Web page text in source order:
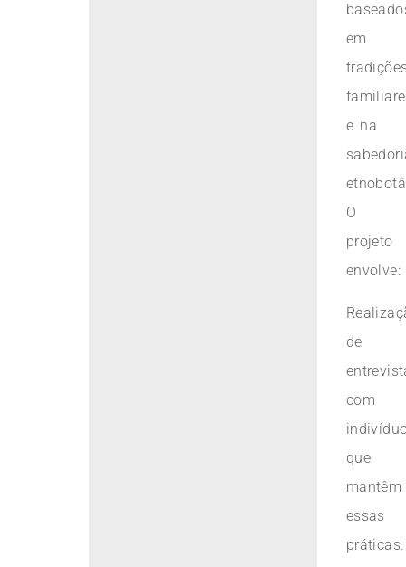
em
e na
O
projeto
envolve:
de
com
que
mantêm
essas
práticas.